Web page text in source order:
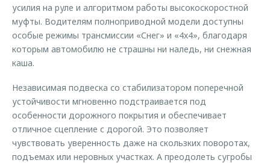
усилия на руле и алгоритмом работы высокоскоростной
муфты. Водителям полноприводной модели доступны
особые режимы трансмиссии «Снег» и «4х4», благодаря
которым автомобилю не страшны ни наледь, ни снежная
каша.
Независимая подвеска со стабилизатором поперечной
устойчивости мгновенно подстраивается под
особенности дорожного покрытия и обеспечивает
отличное сцепление с дорогой. Это позволяет
чувствовать уверенность даже на скользких поворотах,
подъемах или неровных участках. А преодолеть сугробы